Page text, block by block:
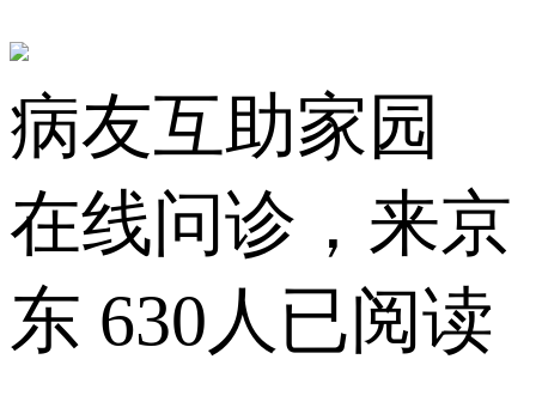
病友互助家园
在线问诊，来京
东 630人已阅读